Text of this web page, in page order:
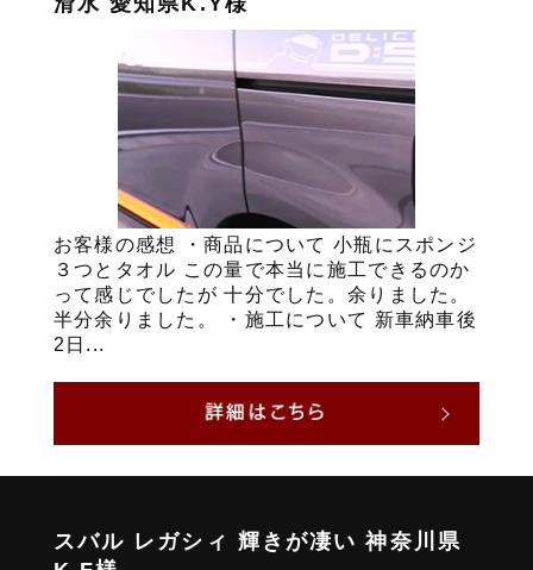
お客様の感想 ・商品について 小瓶にスポンジ
３つとタオル この量で本当に施工できるのか
って感じでしたが 十分でした。余りました。
半分余りました。 ・施工について 新車納車後
2日...
スバル レガシィ 輝きが凄い 神奈川県